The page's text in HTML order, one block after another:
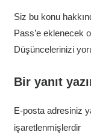
Siz bu konu
Pass’e eklenecek
Düşüncelerinizi
Bir yanıt
E-posta adresiniz
işaretlenmişlerdir